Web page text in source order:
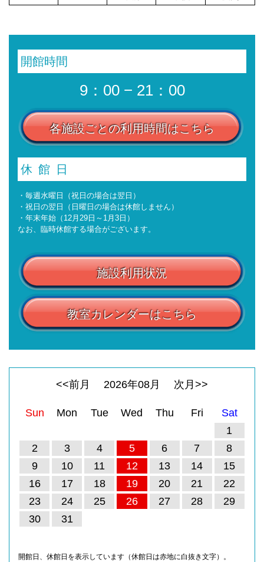
開館時間
9：00 − 21：00
各施設ごとの利用時間はこちら
休館日
・毎週水曜日（祝日の場合は翌日）
・祝日の翌日（日曜日の場合は休館しません）
・年末年始（12月29日～1月3日）
なお、臨時休館する場合がございます。
施設利用状況
教室カレンダーはこちら
<<前月 2026年08月 次月>>
Sun Mon Tue Wed Thu Fri
Sat
1
2
3 4 5 6 7
8
9
10 11 12 13 14
15
16
17 18 19 20 21
22
23
24 25 26 27 28
29
30
31
開館日、休館日を表示しています（休館日は赤地に白抜き文字）。